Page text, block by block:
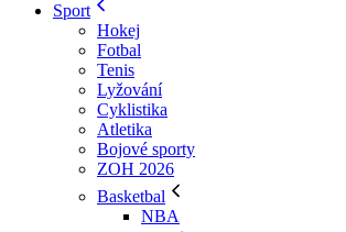
Sport
Hokej
Fotbal
Tenis
Lyžování
Cyklistika
Atletika
Bojové sporty
ZOH 2026
Basketbal
NBA